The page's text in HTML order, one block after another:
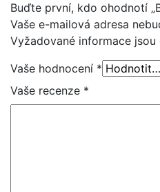
Buďte první, kdo ohodnotí
Vaše e-mailová adresa
Vyžadované informace jsou
Vaše hodnocení *
Vaše recenze *